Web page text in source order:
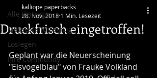
Alle Beiträge
Messestand Leipzig
Loslegen
Ihre Community
Druckfrisch eingetroffen!
kalliope paperbacks
28. Nov. 2018 1 Min. Lesezeit
Geplant war die Neuerscheinung
"Eisvogelblau" von Frauke Volkland